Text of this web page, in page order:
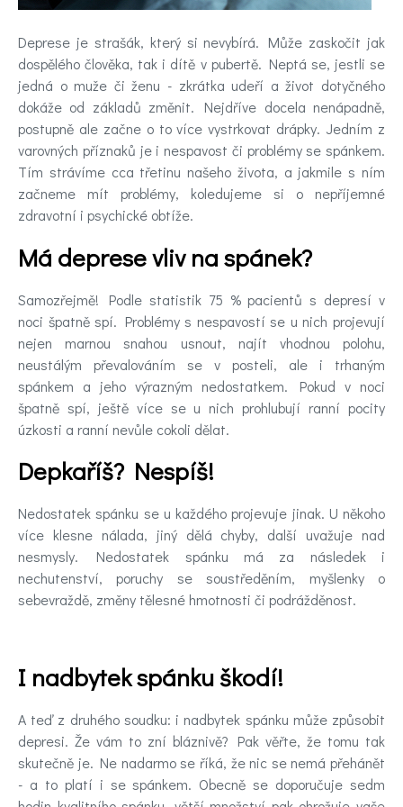
Kontakt
Registrace
Deprese je strašák, který si nevybírá. Může zaskočit jak
dospělého člověka, tak i dítě v pubertě. Neptá se, jestli se
jedná o muže či ženu - zkrátka udeří a život dotyčného
dokáže od základů změnit. Nejdříve docela nenápadně,
postupně ale začne o to více vystrkovat drápky. Jedním z
varovných příznaků je i nespavost či problémy se spánkem.
Tím strávíme cca třetinu našeho života, a jakmile s ním
začneme mít problémy, koledujeme si o nepříjemné
zdravotní i psychické obtíže.
Má deprese vliv na spánek?
Samozřejmě! Podle statistik 75 % pacientů s depresí v
noci špatně spí. Problémy s nespavostí se u nich projevují
nejen marnou snahou usnout, najít vhodnou polohu,
neustálým převalováním se v posteli, ale i trhaným
spánkem a jeho výrazným nedostatkem. Pokud v noci
špatně spí, ještě více se u nich prohlubují ranní pocity
úzkosti a ranní nevůle cokoli dělat.
Depkaříš? Nespíš!
Nedostatek spánku se u každého projevuje jinak. U někoho
více klesne nálada, jiný dělá chyby, další uvažuje nad
nesmysly. Nedostatek spánku má za následek i
nechutenství, poruchy se soustředěním, myšlenky o
sebevraždě, změny tělesné hmotnosti či podrážděnost.
I nadbytek spánku škodí!
A teď z druhého soudku: i nadbytek spánku může způsobit
depresi. Že vám to zní bláznivě? Pak věřte, že tomu tak
skutečně je. Ne nadarmo se říká, že nic se nemá přehánět
- a to platí i se spánkem. Obecně se doporučuje sedm